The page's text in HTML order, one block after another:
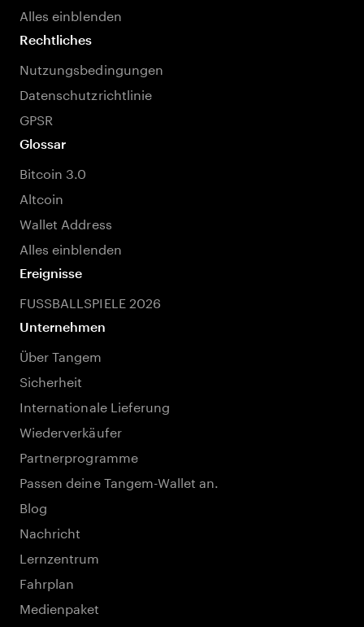
Alles einblenden
Rechtliches
Nutzungsbedingungen
Datenschutzrichtlinie
GPSR
Glossar
Bitcoin 3.0
Altcoin
Wallet Address
Alles einblenden
Ereignisse
FUSSBALLSPIELE 2026
Unternehmen
Über Tangem
Sicherheit
Internationale Lieferung
Wiederverkäufer
Partnerprogramme
Passen deine Tangem-Wallet an.
Blog
Nachricht
Lernzentrum
Fahrplan
Medienpaket